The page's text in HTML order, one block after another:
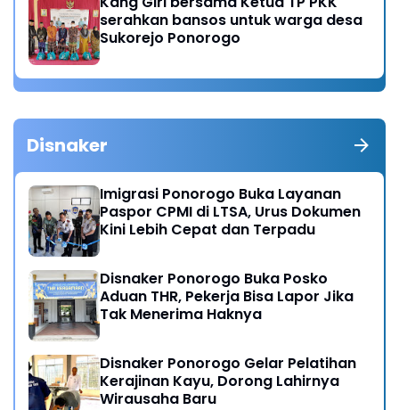
serahkan bansos untuk warga desa
Sukorejo Ponorogo
Disnaker
Imigrasi Ponorogo Buka Layanan
Paspor CPMI di LTSA, Urus Dokumen
Kini Lebih Cepat dan Terpadu
Disnaker Ponorogo Buka Posko
Aduan THR, Pekerja Bisa Lapor Jika
Tak Menerima Haknya
Disnaker Ponorogo Gelar Pelatihan
Kerajinan Kayu, Dorong Lahirnya
Wirausaha Baru